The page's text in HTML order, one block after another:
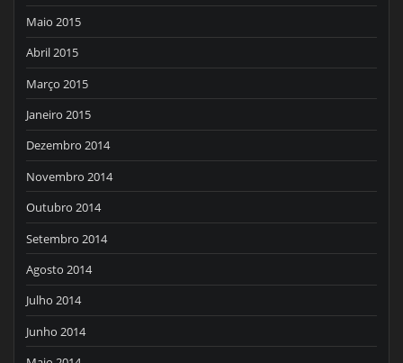
Maio 2015
Abril 2015
Março 2015
Janeiro 2015
Dezembro 2014
Novembro 2014
Outubro 2014
Setembro 2014
Agosto 2014
Julho 2014
Junho 2014